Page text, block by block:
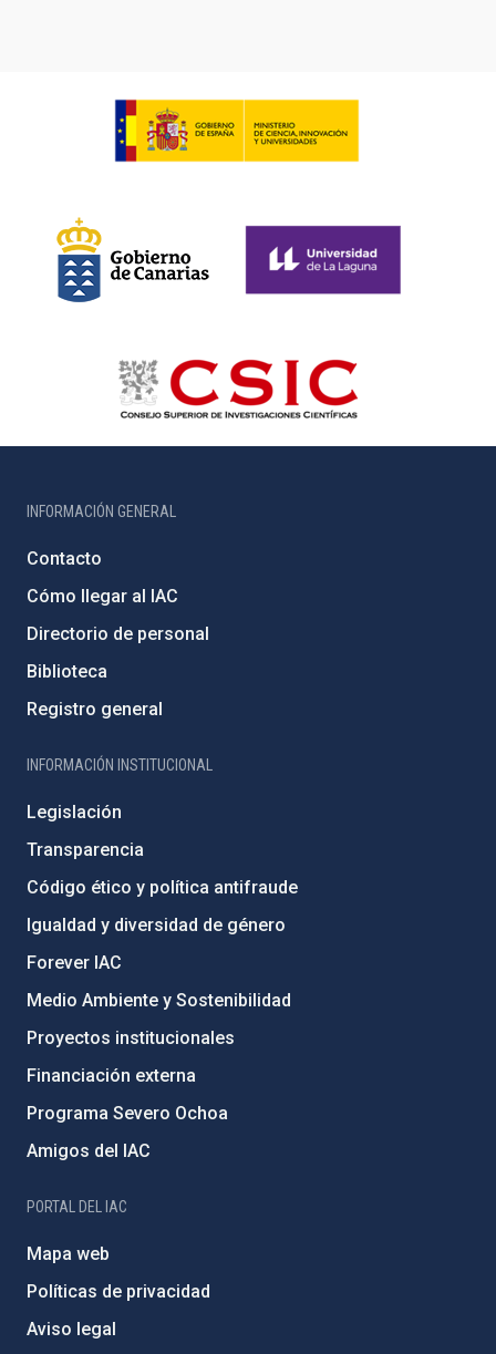
INFORMACIÓN GENERAL
Contacto
Cómo llegar al IAC
Directorio de personal
Biblioteca
Registro general
INFORMACIÓN INSTITUCIONAL
Legislación
Transparencia
Código ético y política antifraude
Igualdad y diversidad de género
Forever IAC
Medio Ambiente y Sostenibilidad
Proyectos institucionales
Financiación externa
Programa Severo Ochoa
Amigos del IAC
PORTAL DEL IAC
Mapa web
Políticas de privacidad
Aviso legal